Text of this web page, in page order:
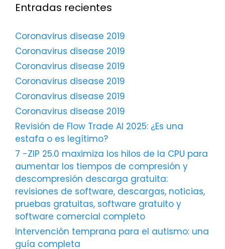
Entradas recientes
Coronavirus disease 2019
Coronavirus disease 2019
Coronavirus disease 2019
Coronavirus disease 2019
Coronavirus disease 2019
Coronavirus disease 2019
Revisión de Flow Trade AI 2025: ¿Es una
estafa o es legítimo?
7 -ZIP 25.0 maximiza los hilos de la CPU para
aumentar los tiempos de compresión y
descompresión descarga gratuita:
revisiones de software, descargas, noticias,
pruebas gratuitas, software gratuito y
software comercial completo
Intervención temprana para el autismo: una
guía completa